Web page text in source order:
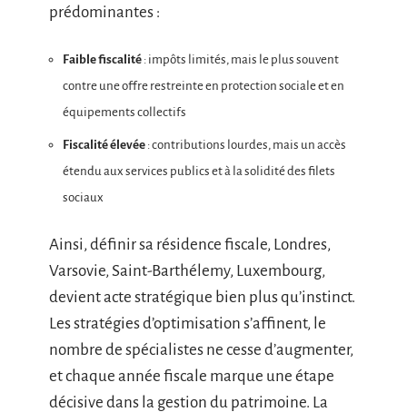
prédominantes :
Faible fiscalité : impôts limités, mais le plus souvent
contre une offre restreinte en protection sociale et en
équipements collectifs
Fiscalité élevée : contributions lourdes, mais un accès
étendu aux services publics et à la solidité des filets
sociaux
Ainsi, définir sa résidence fiscale, Londres,
Varsovie, Saint-Barthélemy, Luxembourg,
devient acte stratégique bien plus qu’instinct.
Les stratégies d’optimisation s’affinent, le
nombre de spécialistes ne cesse d’augmenter,
et chaque année fiscale marque une étape
décisive dans la gestion du patrimoine. La